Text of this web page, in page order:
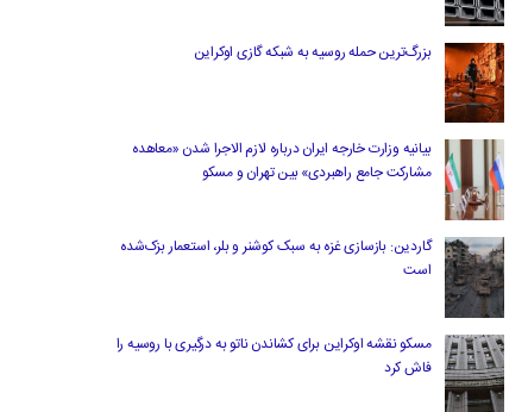
بزرگ‌ترین حمله روسیه به شبکه گازی اوکراین
بیانیه وزارت خارجه ایران درباره لازم‌ الاجرا شدن «معاهده
مشارکت جامع راهبردی» بین تهران و مسکو
گاردین: بازسازی غزه به سبک کوشنر و بلر، استعمار بزک‌شده
است
مسکو نقشه اوکراین برای کشاندن ناتو به درگیری با روسیه را
فاش کرد